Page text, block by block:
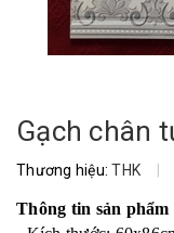
Gạch chân
Thương hiệu:THK |
Thông tin sản phẩm